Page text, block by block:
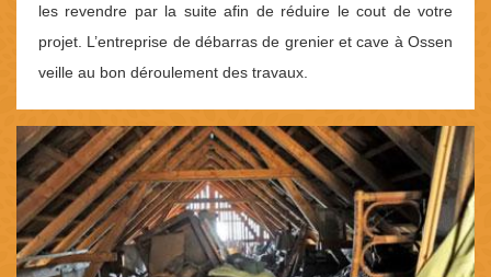
les revendre par la suite afin de réduire le cout de votre
projet. L’entreprise de débarras de grenier et cave à Ossen
veille au bon déroulement des travaux.